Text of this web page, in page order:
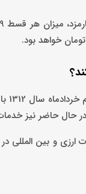
نیز خدمات
بر هزار و 817 شعبه و 50 شعبه